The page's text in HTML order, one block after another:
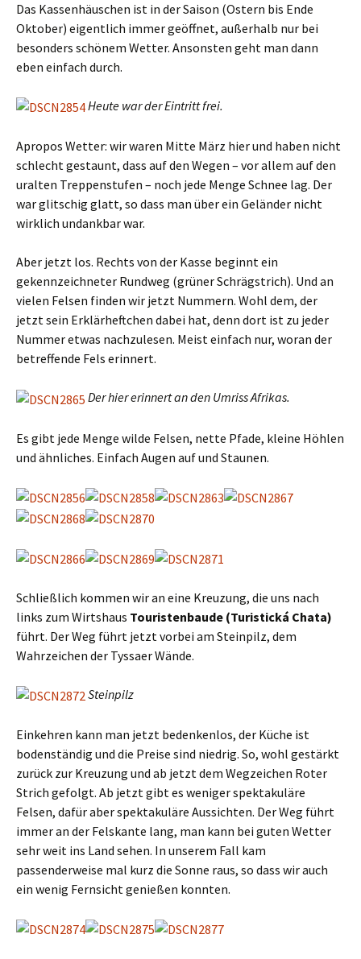
Das Kassenhäuschen ist in der Saison (Ostern bis Ende
Oktober) eigentlich immer geöffnet, außerhalb nur bei
besonders schönem Wetter. Ansonsten geht man dann
eben einfach durch.
Heute war der Eintritt frei.
Apropos Wetter: wir waren Mitte März hier und haben nicht
schlecht gestaunt, dass auf den Wegen – vor allem auf den
uralten Treppenstufen – noch jede Menge Schnee lag. Der
war glitschig glatt, so dass man über ein Geländer nicht
wirklich undankbar war.
Aber jetzt los. Rechts von der Kasse beginnt ein
gekennzeichneter Rundweg (grüner Schrägstrich). Und an
vielen Felsen finden wir jetzt Nummern. Wohl dem, der
jetzt sein Erklärheftchen dabei hat, denn dort ist zu jeder
Nummer etwas nachzulesen. Meist einfach nur, woran der
betreffende Fels erinnert.
Der hier erinnert an den Umriss Afrikas.
Es gibt jede Menge wilde Felsen, nette Pfade, kleine Höhlen
und ähnliches. Einfach Augen auf und Staunen.
Schließlich kommen wir an eine Kreuzung, die uns nach
links zum Wirtshaus Touristenbaude (Turistická Chata)
führt. Der Weg führt jetzt vorbei am Steinpilz, dem
Wahrzeichen der Tyssaer Wände.
Steinpilz
Einkehren kann man jetzt bedenkenlos, der Küche ist
bodenständig und die Preise sind niedrig. So, wohl gestärkt
zurück zur Kreuzung und ab jetzt dem Wegzeichen Roter
Strich gefolgt. Ab jetzt gibt es weniger spektakuläre
Felsen, dafür aber spektakuläre Aussichten. Der Weg führt
immer an der Felskante lang, man kann bei guten Wetter
sehr weit ins Land sehen. In unserem Fall kam
passenderweise mal kurz die Sonne raus, so dass wir auch
ein wenig Fernsicht genießen konnten.